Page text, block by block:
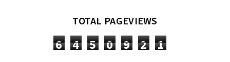
TOTAL PAGEVIEWS
6 4 5 0 9 2 1